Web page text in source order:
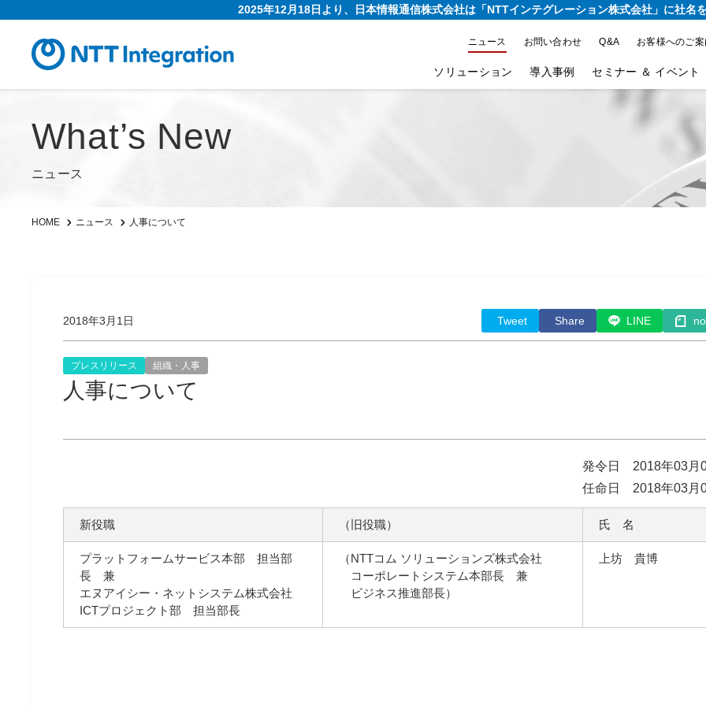
2025年12月18日より、日本情報通信株式会社は「NTTインテグレーション株式会社」に社名
ニュース お問い合わせ Q&A お客様へのご
ソリューション 導入事例 セミナー ＆ イベント
What’s New
ニュース
HOME ニュース 人事について
2018年3月1日 Tweet Share LINE
プレスリリース 組織・人事
人事について
発令日 2018年03月
任命日 2018年03月
新役職 （旧役職） 氏 名
プラットフォームサービス本部 担当部
長 兼
エヌアイシー・ネットシステム株式会社
ICTプロジェクト部 担当部長
（NTTコム ソリューションズ株式会社
コーポレートシステム本部長 兼
ビジネス推進部長）
上坊 貴博